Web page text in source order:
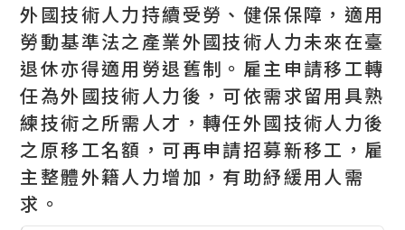
外國技術人力持續受勞、健保保障，適用
勞動基準法之產業外國技術人力未來在臺
退休亦得適用勞退舊制。雇主申請移工轉
任為外國技術人力後，可依需求留用具熟
練技術之所需人才，轉任外國技術人力後
之原移工名額，可再申請招募新移工，雇
主整體外籍人力增加，有助紓緩用人需
求。